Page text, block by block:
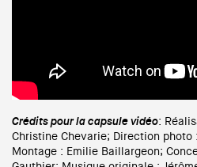
Crédits pour la capsule vidéo:
Christine Chevarie; Direction
Montage : Emilie Baillargeon;